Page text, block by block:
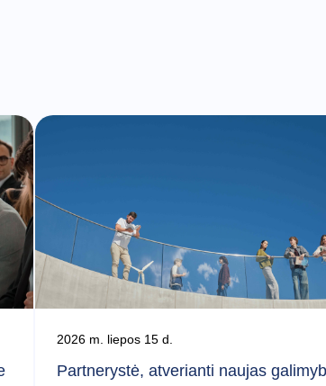
2026 m. liepos 15 d.
Partnerystė, atverianti naujas